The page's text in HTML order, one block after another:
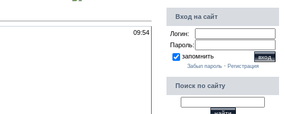
09:54
Вход на сайт
Логин:
Пароль:
запомнить
Забыл пароль· Регистрация
Поиск по сайту